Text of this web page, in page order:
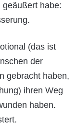
habe:
(das ist
der
gebracht haben,
ihren Weg
haben.